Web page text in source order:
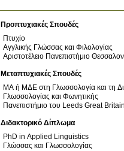
Προπτυχιακές Σπουδές
Πτυχίο
Αγγλικής Γλώσσας και Φιλολογίας
Αριστοτέλειο Πανεπιστήμιο
Μεταπτυχιακές Σπουδές
MA ή ΜΔΕ στη Γλωσσολογία και τη
Γλωσσολογίας και Φωνητικής
Πανεπιστήμιο του Leeds Great
Διδακτορικό Δίπλωμα
PhD in Applied Linguistics
Γλώσσας και Γλωσσολογίας